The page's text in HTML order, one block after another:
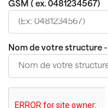
GSM ( ex. 0481234567)
Nom de votre structure